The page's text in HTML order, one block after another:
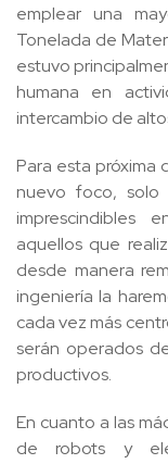
emplear una
Tonelada de
estuvo
humana en
intercambio de
Para esta próxima
nuevo foco, solo
imprescindibles
aquellos que
desde manera
ingeniería la
cada vez más
serán operados
productivos.
En cuanto a las
de robots y